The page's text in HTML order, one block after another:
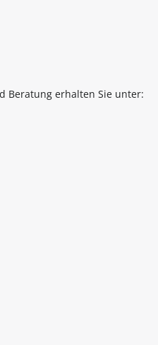
Beratung erhalten Sie unter: